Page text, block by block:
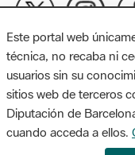
MAPA WEB
Diputación de Barcelona.
08005 Barcelona. Tel.
Este portal web
técnica, no recaba ni
usuarios sin su
sitios web de terceros
Diputación de
cuando acceda a ellos.